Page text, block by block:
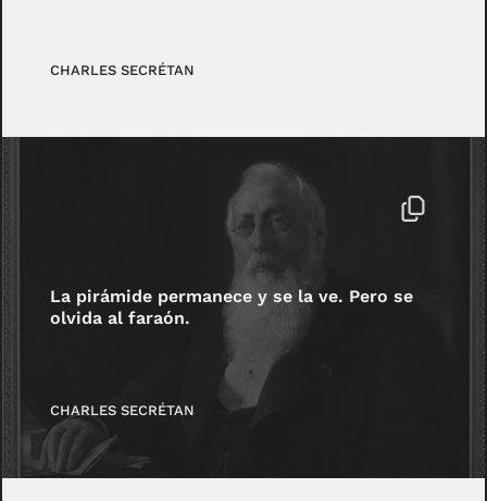
CHARLES SECRÉTAN
La pirámide permanece y se la ve. Pero se
olvida al faraón.
CHARLES SECRÉTAN